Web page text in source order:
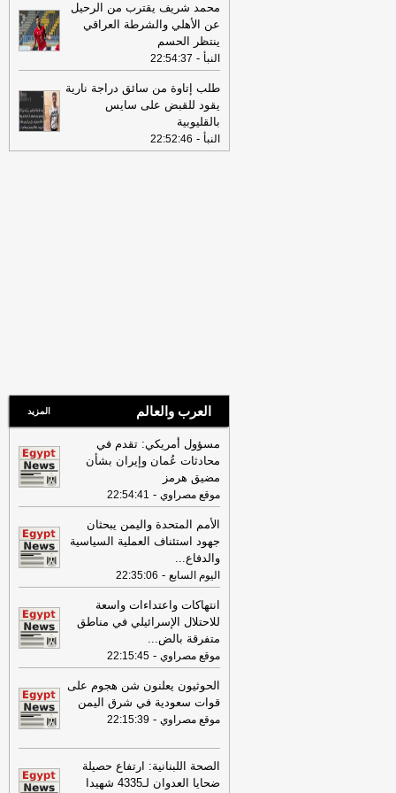
الذي تعرضت له سفينتان في ميناء دمياط
أمس ناتج عن طائرة مسيرة
أل بي سي أي
08:34
عناوين الصحف المصرية ليوم
الخميس 30-07-2026
18:41
رئيس "الوطنية للصحافة" يكشف
تفاصيل حملة الصحف القومية لمواجهة
مخاطر السوشيال ميديا
موقع مصراوي
محمد شريف يقترب من الرحيل
عن الأهلي والشرطة العراقي
ينتظر الحسم
النبأ -
22:54:37
طلب إتاوة من سائق دراجة نارية
يقود للقبض على سايس
بالقليوبية
النبأ -
22:52:46
العرب والعالم المزيد
مسؤول أمريكي: تقدم في
محادثات عُمان وإيران بشأن
مضيق هرمز
موقع مصراوي -
22:54:41
الأمم المتحدة واليمن يبحثان
جهود استئناف العملية السياسية
والدفاع...
اليوم السابع -
22:35:06
انتهاكات واعتداءات واسعة
للاحتلال الإسرائيلي في مناطق
متفرقة بالض...
موقع مصراوي -
22:15:45
الحوثيون يعلنون شن هجوم على
قوات سعودية في شرق اليمن
موقع مصراوي -
22:15:39
الصحة اللبنانية: ارتفاع حصيلة
ضحايا العدوان لـ4335 شهيدا